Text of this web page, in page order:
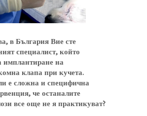
в България Вие сте
специалист, който
имплантиране на
клапа при кучета.
е сложна и специфична
че останалите
все още не я практикуват?